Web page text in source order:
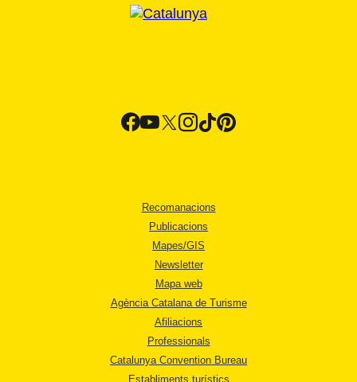
Recomanacions
Publicacions
Mapes/GIS
Newsletter
Mapa web
Agència Catalana de Turisme
Afiliacions
Professionals
Catalunya Convention Bureau
Establiments turístics